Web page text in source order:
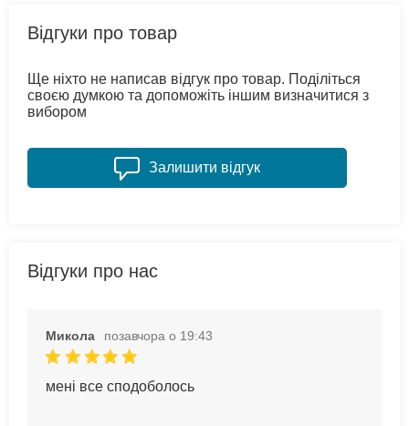
Відгуки про товар
Ще ніхто не написав відгук про товар. Поділіться
своєю думкою та допоможіть іншим визначитися з
вибором
Залишити відгук
Відгуки про нас
Микола позавчора о 19:43
мені все сподоболось